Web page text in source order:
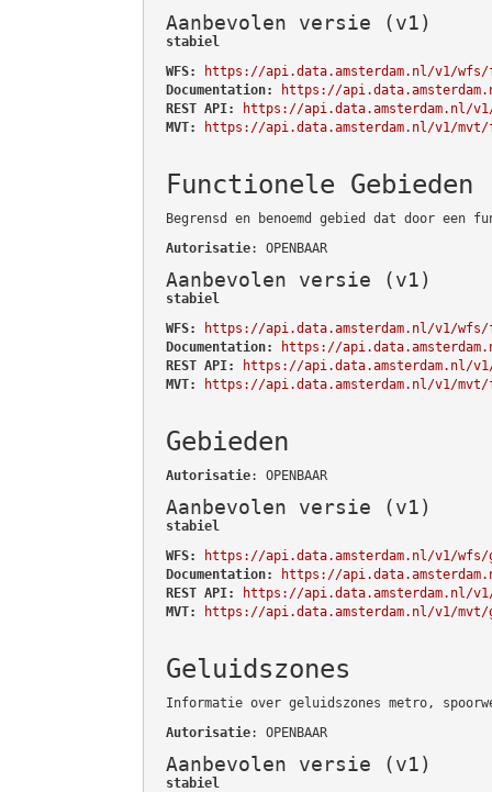
Aanbevolen versie (v1)
stabiel
WFS:
https://api.data.amsterdam.nl/v1/
Documentation:
https://
REST API:
https://api.data.amsterdam.nl/
MVT:
https://api.data.amsterdam.nl/v1/
Functionele Gebieden
Begrensd en benoemd gebied dat door een
Autorisatie: OPENBAAR
Aanbevolen versie (v1)
stabiel
WFS:
https://api.data.amsterdam.nl/v1/wfs/
Documentation:
https://
REST API:
https://api.data.amsterdam.nl/
MVT:
https://api.data.amsterdam.nl/v1/mvt/
Gebieden
Autorisatie: OPENBAAR
Aanbevolen versie (v1)
stabiel
WFS:
https://api.data.amsterdam.nl/v1/wfs/
Documentation:
https://
REST API:
https://api.data.amsterdam.nl/
MVT:
https://api.data.amsterdam.nl/v1/mvt/
Geluidszones
Informatie over geluidszones metro,
Autorisatie: OPENBAAR
Aanbevolen versie (v1)
stabiel